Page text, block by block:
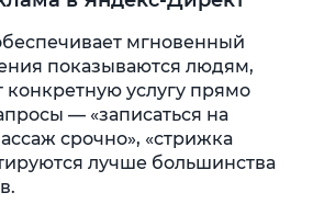
мгновенный
показываются людям,
услугу прямо
— «записаться на
срочно», «стрижка
лучше большинства